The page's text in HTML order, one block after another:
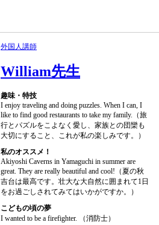
外国人講師
William先生
趣味・特技
I enjoy traveling and doing puzzles. When I can, I
like to find good restaurants to take my family.（旅
行とパズルをこよなく愛し、家族との団欒も
大切にすること、これが私の楽しみです。）
私のオススメ！
Akiyoshi Caverns in Yamaguchi in summer are
great. They are really beautiful and cool!（夏の秋
吉台は最高です。壮大な大自然に囲まれて1日
をお過ごしされてみてはいかがですか。）
こどもの頃の夢
I wanted to be a firefighter. （消防士）